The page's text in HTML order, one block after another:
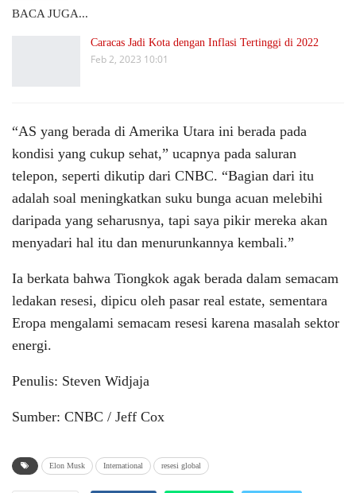
BACA JUGA...
Caracas Jadi Kota dengan Inflasi Tertinggi di 2022
Feb 2, 2023 10:01
“AS yang berada di Amerika Utara ini berada pada
kondisi yang cukup sehat,” ucapnya pada saluran
telepon, seperti dikutip dari CNBC. “Bagian dari itu
adalah soal meningkatkan suku bunga acuan melebihi
daripada yang seharusnya, tapi saya pikir mereka akan
menyadari hal itu dan menurunkannya kembali.”
Ia berkata bahwa Tiongkok agak berada dalam semacam
ledakan resesi, dipicu oleh pasar real estate, sementara
Eropa mengalami semacam resesi karena masalah sektor
energi.
Penulis: Steven Widjaja
Sumber: CNBC / Jeff Cox
Elon Musk International resesi global